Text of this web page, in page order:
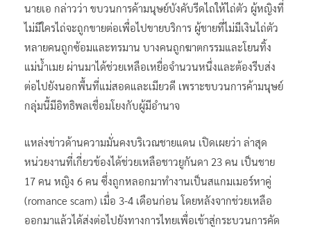
นายเอ กล่าวว่า ขบวนการค้ามนุษย์บังคับรีดไถให้ไถ่ตัว ผู้หญิงที่
ไม่มีใครไถ่จะถูกขายต่อเพื่อไปขายบริการ ผู้ชายที่ไม่มีเงินไถ่ตัว
หลายคนถูกซ้อมและทรมาน บางคนถูกฆาตกรรมและโยนทิ้ง
แม่น้ำเมย ผ่านมาได้ช่วยเหลือเหยื่อจำนวนหนึ่งและต้องรีบส่ง
ต่อไปยังนอกพื้นที่แม่สอดและเมียวดี เพราะขบวนการค้ามนุษย์
กลุ่มนี้มีอิทธิพลเชื่อมโยงกับผู้มีอำนาจ
แหล่งข่าวด้านความมั่นคงบริเวณชายแดน เปิดเผยว่า ล่าสุด
หน่วยงานที่เกี่ยวข้องได้ช่วยเหลือชาวยูกันดา 23 คน เป็นชาย
17 คน หญิง 6 คน ซึ่งถูกหลอกมาทำงานเป็นสแกมเมอร์หาคู่
(romance scam) เมื่อ 3-4 เดือนก่อน โดยหลังจากช่วยเหลือ
ออกมาแล้วได้ส่งต่อไปยังทางการไทยเพื่อเข้าสู่กระบวนการคัด